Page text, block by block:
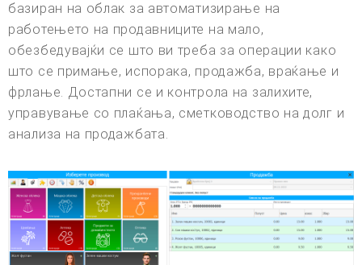
базиран на облак за автоматизирање на
работењето на продавниците на мало,
обезбедувајќи се што ви треба за операции како
што се примање, испорака, продажба, враќање и
фрлање. Достапни се и контрола на залихите,
управување со плаќања, сметководство на долг и
анализа на продажбата.